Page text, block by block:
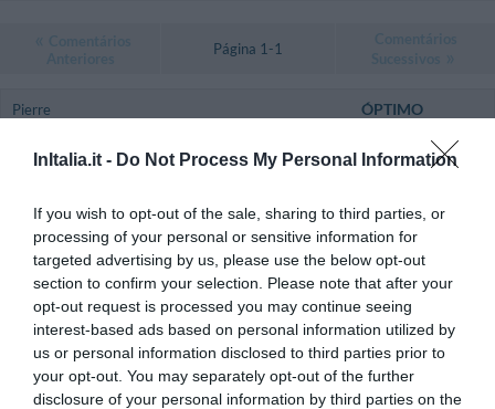
InItalia.it - Do Not Process My Personal Information
If you wish to opt-out of the sale, sharing to third parties, or
processing of your personal or sensitive information for
targeted advertising by us, please use the below opt-out
section to confirm your selection. Please note that after your
opt-out request is processed you may continue seeing
interest-based ads based on personal information utilized by
us or personal information disclosed to third parties prior to
your opt-out. You may separately opt-out of the further
disclosure of your personal information by third parties on the
Página 1-1
Pierre
Agosto 2017
ÓPTIMO
Você se hospedaria novamente nesse hotel?
SIM
detalhes
Tiziano
Itália
Dezembro 2015
Viajante Desacompanhado Business
ÓPTIMO
8.4/10
Você se hospedaria novamente nesse hotel?
SIM